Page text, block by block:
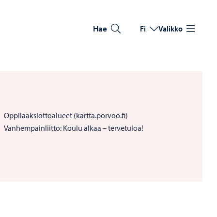
Hae Vaihda kieltä
Nykyinen kieli: Suomi
Fi Valikko
Oppilaaksiottoalueet (kartta.porvoo.fi)
Vanhempainliitto: Koulu alkaa – tervetuloa!